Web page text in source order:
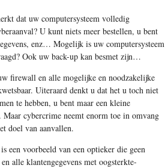
dat uw computersysteem ­volledig
U kunt niets meer bestellen, u bent
enz… Mogelijk is uw computer­systeem
Ook uw back-up kan besmet zijn…
firewall en alle mogelijke en noodzakelijke
Uiteraard denkt u dat het u toch niet
te hebben, u bent maar een kleine
cybercrime neemt enorm toe in omvang
doel van aanvallen.
een voorbeeld van een optieker die geen
alle klantengegevens met oogsterkte-